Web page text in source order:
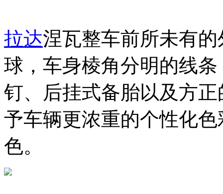
拉达涅瓦整车前所未有
球，车身棱角分明的线
钉、后挂式备胎以及方
予车辆更浓重的个性化
色。